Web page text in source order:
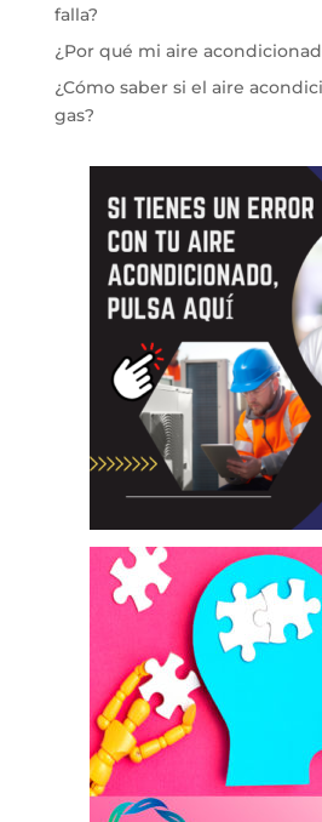
falla?
¿Por qué mi aire
¿Cómo saber si el aire
gas?